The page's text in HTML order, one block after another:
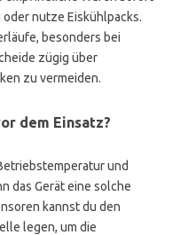
nutze Eiskühlpacks.
besonders bei
zügig über
zu vermeiden.
dem Einsatz?
und
das Gerät eine solche
kannst du den
legen, um die